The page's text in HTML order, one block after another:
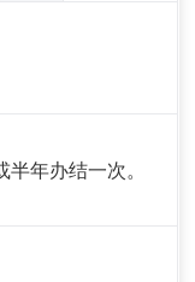
年办结一次。